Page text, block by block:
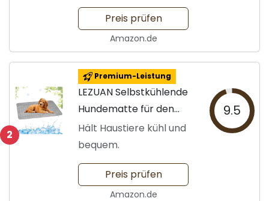
Preis prüfen
Amazon.de
2
Premium-Leistung
LEZUAN Selbstkühlende
Hundematte für den
Sommer
Hält Haustiere kühl und
bequem.
9.5
Preis prüfen
Amazon.de